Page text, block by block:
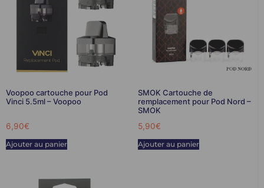
Voopoo cartouche pour Pod
Vinci 5.5ml – Voopoo
6,90€
Ajouter au panier
SMOK Cartouche de
remplacement pour Pod Nord –
SMOK
5,90€
Ajouter au panier